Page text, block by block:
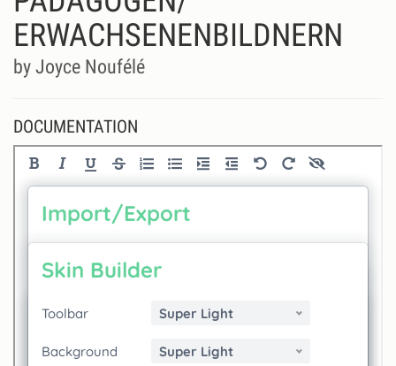
ERWACHSENENBILDNERN
by Joyce Noufélé
DOCUMENTATION